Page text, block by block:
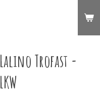
Lalino Trofast -
LKW